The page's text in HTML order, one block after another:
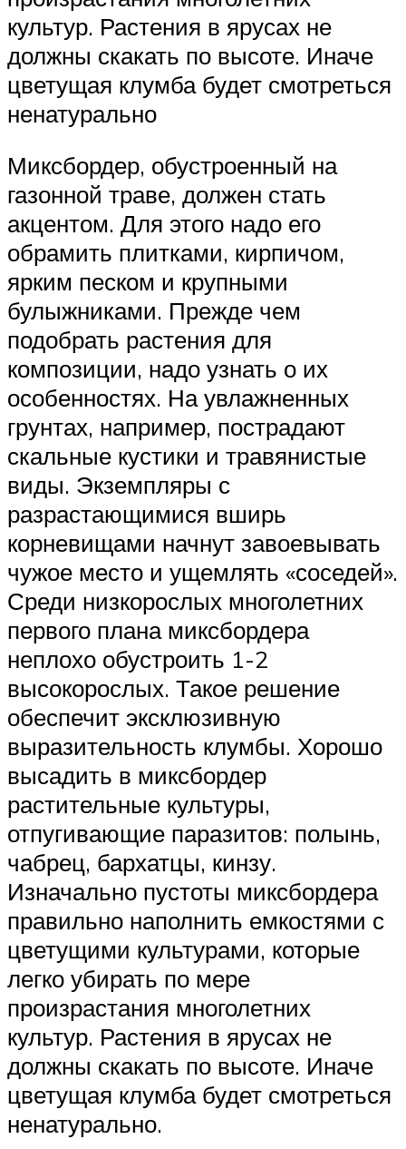
культур. Растения в ярусах не
должны скакать по высоте. Иначе
цветущая клумба будет смотреться
ненатурально
Миксбордер, обустроенный на
газонной траве, должен стать
акцентом. Для этого надо его
обрамить плитками, кирпичом,
ярким песком и крупными
булыжниками. Прежде чем
подобрать растения для
композиции, надо узнать о их
особенностях. На увлажненных
грунтах, например, пострадают
скальные кустики и травянистые
виды. Экземпляры с
разрастающимися вширь
корневищами начнут завоевывать
чужое место и ущемлять «соседей».
Среди низкорослых многолетних
первого плана миксбордера
неплохо обустроить 1-2
высокорослых. Такое решение
обеспечит эксклюзивную
выразительность клумбы. Хорошо
высадить в миксбордер
растительные культуры,
отпугивающие паразитов: полынь,
чабрец, бархатцы, кинзу.
Изначально пустоты миксбордера
правильно наполнить емкостями с
цветущими культурами, которые
легко убирать по мере
произрастания многолетних
культур. Растения в ярусах не
должны скакать по высоте. Иначе
цветущая клумба будет смотреться
ненатурально.